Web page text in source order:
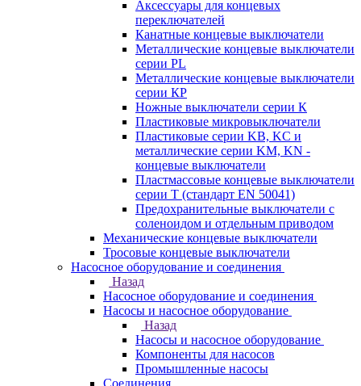
Аксессуары для концевых
переключателей
Канатные концевые выключатели
Металлические концевые выключатели
серии PL
Металлические концевые выключатели
серии КP
Ножные выключатели серии К
Пластиковые микровыключатели
Пластиковые серии KB, KC и
металлические серии KM, KN -
концевые выключатели
Пластмассовые концевые выключатели
серии T (стандарт EN 50041)
Предохранительные выключатели с
соленоидом и отдельным приводом
Механические концевые выключатели
Тросовые концевые выключатели
Насосное оборудование и соединения
Назад
Насосное оборудование и соединения
Насосы и насосное оборудование
Назад
Насосы и насосное оборудование
Компоненты для насосов
Промышленные насосы
Соединения